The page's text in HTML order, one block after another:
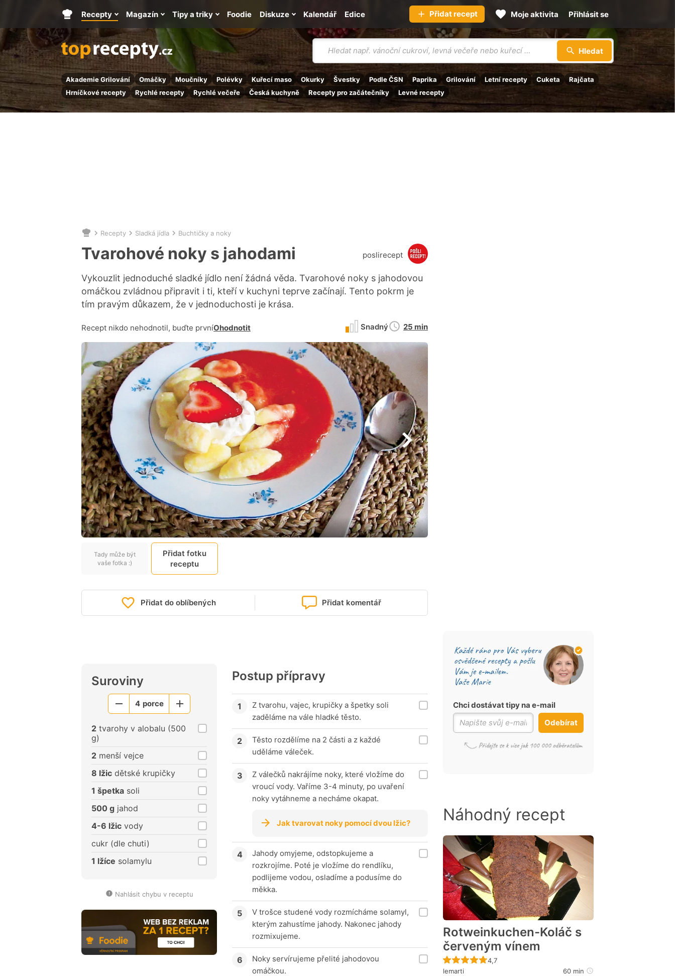
Vyhledávání
Hledat
Akademie Grilování Omáčky Moučníky Polévky Kuřecí maso Okurky Švestky Podle ČSN Paprika Grilování Letní recepty Cuketa
Rajčata
Hrníčkové recepty
Rychlé recepty Rychlé večeře Česká kuchyně Recepty pro začátečníky Levné recepty
Hlavní
stránka
Recepty Magazín Tipy a triky Kalendář
Foodie Diskuze Edice Přidat recept Moje aktivita Přihlásit se
Nacházíte
se
zde:
Recepty Sladká jídla Buchtičky a noky
Tvarohové noky s jahodami
Vykouzlit jednoduché sladké jídlo není žádná věda. Tvarohové noky s jahodovou
omáčkou zvládnou připravit i ti, kteří v kuchyni teprve začínají. Tento pokrm je
tím pravým důkazem, že v jednoduchosti je krása.
Recept nikdo nehodnotil, buďte prvníOhodnotit
poslirecept
Snadný
Doba
25 min
Tady může být
vaše fotka :)
Přidat fotku
receptu
Přidat do oblíbených Přidat komentář
Suroviny
Menší
4 porce
Větší
2 tvarohy v alobalu (500
g)
2 menší vejce
8 lžic dětské krupičky
1 špetka soli
500 g jahod
4-6 lžic vody
cukr (dle chuti)
1 lžíce solamylu
Nahlásit chybu v receptu
Postup přípravy
Z tvarohu, vajec, krupičky a špetky soli
zaděláme na vále hladké těsto.
Těsto rozdělíme na 2 části a z každé
uděláme váleček.
Z válečků nakrájíme noky, které vložíme do
vroucí vody. Vaříme 3-4 minuty, po uvaření
noky vytáhneme a necháme okapat.
Jak tvarovat noky pomocí dvou lžic?
Jahody omyjeme, odstopkujeme a
rozkrojíme. Poté je vložíme do rendlíku,
podlijeme vodou, osladíme a podusíme do
měkka.
V trošce studené vody rozmícháme solamyl,
kterým zahustíme jahody. Nakonec jahody
rozmixujeme.
Noky servírujeme přelité jahodovou
omáčkou.
Chci dostávat tipy na e-mail
Odebírat
Náhodný recept
Rotweinkuchen-Koláč s
červeným vínem
Recept ještě nebyl hodnocen
4,7
lemarti
60 min